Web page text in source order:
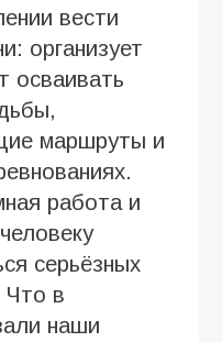
вести
организует
осваивать
маршруты и
работа и
серьёзных
Что в
наши